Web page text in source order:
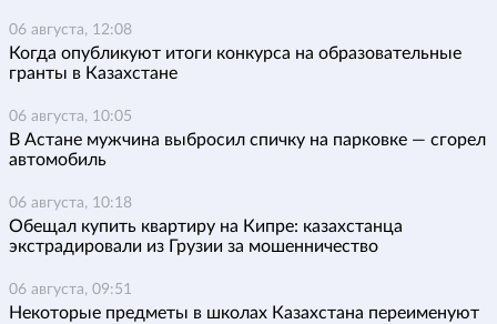
06 августа, 12:08
Когда опубликуют итоги конкурса на образовательные
гранты в Казахстане
06 августа, 10:05
В Астане мужчина выбросил спичку на парковке — сгорел
автомобиль
06 августа, 10:18
Обещал купить квартиру на Кипре: казахстанца
экстрадировали из Грузии за мошенничество
06 августа, 09:51
Некоторые предметы в школах Казахстана переименуют